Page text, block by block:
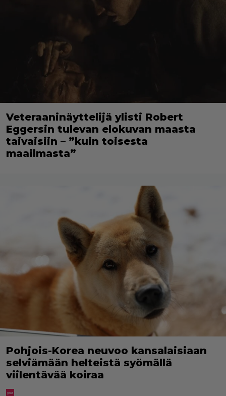
Veteraaninäyttelijä ylisti Robert
Eggersin tulevan elokuvan maasta
taivaisiin – ”kuin toisesta
maailmasta”
Pohjois-Korea neuvoo kansalaisiaan
selviämään helteistä syömällä
viilentävää koiraa